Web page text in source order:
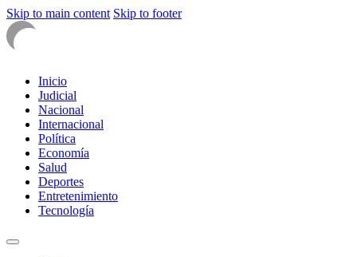
Skip to main content Skip to footer
Inicio
Judicial
Nacional
Internacional
Política
Economía
Salud
Deportes
Entretenimiento
Tecnología